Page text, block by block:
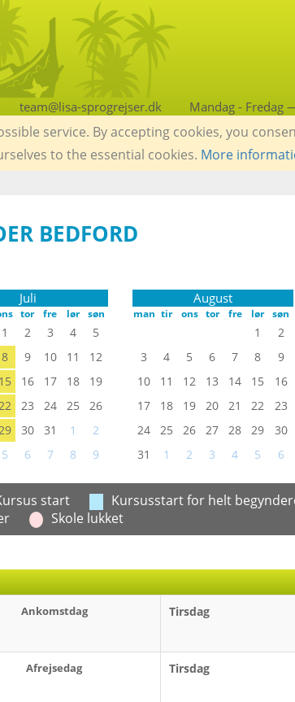
team@lisa-sprogrejser.dk Mandag - Fredag
service. By accepting cookies, you
to the essential cookies. More
BEDFORD
Juli
tor fre lør søn
1 2 3 4
5
8 9 10 11
12
15 16 17 18
19
23 24 25
26
30 31 1
2
5 6 7 8 9
August
man tir ons tor fre lør søn
1
2
3
4 5 6 7 8
9
10
11 12 13 14 15
16
17
18 19 20 21 22
23
24
25 26 27 28 29
30
31
1 2 3 4 5 6
start Kursusstart for helt
Skole lukket
Ankomstdag Tirsdag
Afrejsedag Tirsdag